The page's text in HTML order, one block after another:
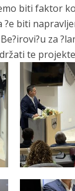
biti faktor
biti
za
te